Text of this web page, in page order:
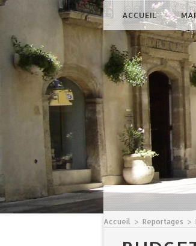
ACCUEIL
Accueil > Reportages >